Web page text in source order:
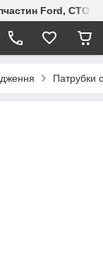
Ford, СТО
Патрубки